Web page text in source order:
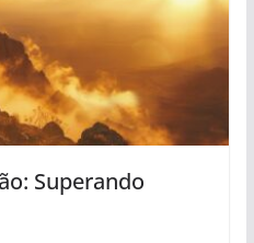
Superando